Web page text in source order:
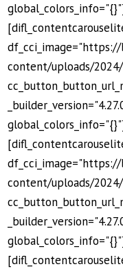
content/uploads/
content/uploads/